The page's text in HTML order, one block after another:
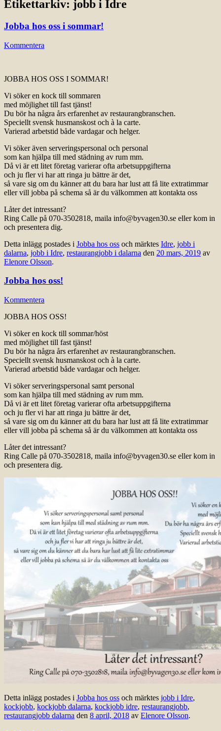
Etikettarkiv: jobb i Idre
Jobba hos oss i sommar!
Kommentera
JOBBA HOS OSS I SOMMAR!
Vi söker en kock till sommaren
med möjlighet till fast tjänst!
Du bör ha några års erfarenhet av restaurangbranschen.
Speciellt svensk husmanskost och à la carte.
Varierad arbetstid både vardagar och helger.
Vi söker även serveringspersonal och personal
som kan hjälpa till med städning av rum mm.
Då vi är ett litet företag varierar ofta arbetsuppgifterna
och ju fler vi har att ringa ju bättre är det,
så vare sig om du känner att du bara har lust att få lite extratimmar
eller vill jobba på schema så är du välkommen att kontakta oss
Låter det intressant?
Ring Calle på 070-3502818, maila info@byvagen30.se eller kom in
och presentera dig.
Detta inlägg postades i Jobba hos oss och märktes Idre, jobb i
dalarna, jobb i Idre, restaurangjobb i dalarna den 20 mars, 2019 av
Elenore Olsson.
Jobba hos oss!
Kommentera
JOBBA HOS OSS!
Vi söker en kock till sommar/höst
med möjlighet till fast tjänst!
Du bör ha några års erfarenhet av restaurangbranschen.
Speciellt svensk husmanskost och à la carte.
Varierad arbetstid både vardagar och helger.
Vi söker serveringspersonal samt personal
som kan hjälpa till med städning av rum mm.
Då vi är ett litet företag varierar ofta arbetsuppgifterna
och ju fler vi har att ringa ju bättre är det,
så vare sig om du känner att du bara har lust att få lite extratimmar
eller vill jobba på schema så är du välkommen att kontakta oss
Låter det intressant?
Ring Calle på 070-3502818, maila info@byvagen30.se eller kom in
och presentera dig.
Detta inlägg postades i Jobba hos oss och märktes jobb i Idre,
kockjobb, kockjobb dalarna, kockjobb idre, restaurangjobb,
restaurangjobb dalarna den 8 april, 2018 av Elenore Olsson.